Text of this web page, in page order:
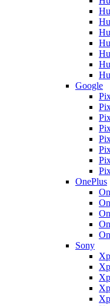
Google
OnePlus
Sony